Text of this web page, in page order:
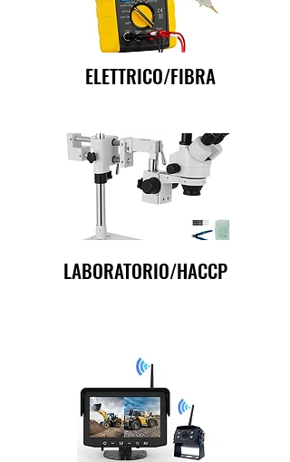
ELETTRICO/FIBRA
LABORATORIO/HACCP